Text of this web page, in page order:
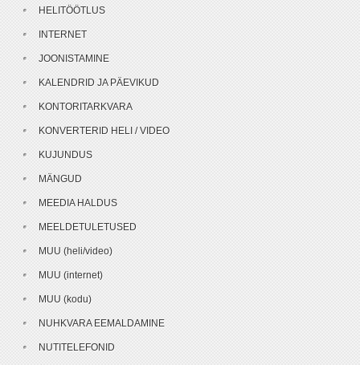
HELITÖÖTLUS
INTERNET
JOONISTAMINE
KALENDRID JA PÄEVIKUD
KONTORITARKVARA
KONVERTERID HELI / VIDEO
KUJUNDUS
MÄNGUD
MEEDIA HALDUS
MEELDETULETUSED
MUU (heli/video)
MUU (internet)
MUU (kodu)
NUHKVARA EEMALDAMINE
NUTITELEFONID